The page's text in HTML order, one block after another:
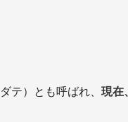
テ）とも呼ばれ、 現在